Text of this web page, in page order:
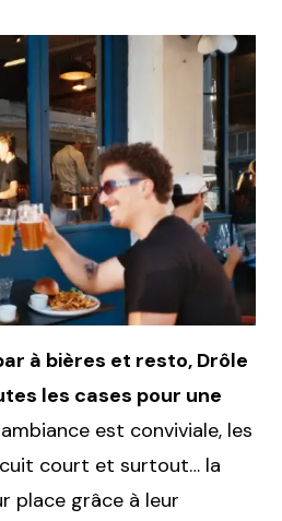
à bières et resto, Drôle
les cases pour une
est conviviale, les
court et surtout… la
place grâce à leur